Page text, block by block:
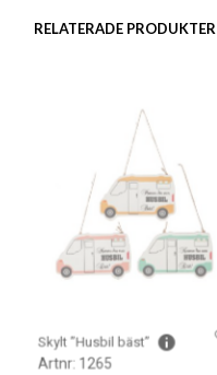
RELATERADE PRODUKTER
Skylt ”Husbil bäst”
Artnr: 1265